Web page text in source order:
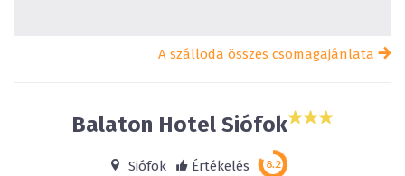
A szálloda összes csomagajánlata
Balaton Hotel Siófok
Siófok Értékelés